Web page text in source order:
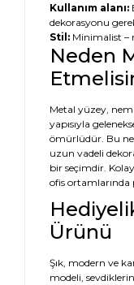
Kullanım alanı:
dekorasyonu
Stil: Minimalist –
Neden
Metal yüzey, nem
yapısıyla
ömürlüdür. Bu
uzun vadeli
bir seçimdir.
ofis
Ürünü
Şık, modern ve
modeli,